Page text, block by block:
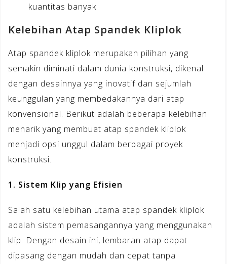
kuantitas banyak
Kelebihan Atap Spandek Kliplok
Atap spandek kliplok merupakan pilihan yang
semakin diminati dalam dunia konstruksi, dikenal
dengan desainnya yang inovatif dan sejumlah
keunggulan yang membedakannya dari atap
konvensional. Berikut adalah beberapa kelebihan
menarik yang membuat atap spandek kliplok
menjadi opsi unggul dalam berbagai proyek
konstruksi.
1. Sistem Klip yang Efisien
Salah satu kelebihan utama atap spandek kliplok
adalah sistem pemasangannya yang menggunakan
klip. Dengan desain ini, lembaran atap dapat
dipasang dengan mudah dan cepat tanpa